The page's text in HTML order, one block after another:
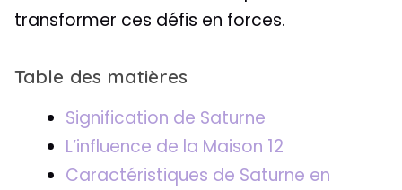
transformer ces défis en forces.
Table des matières
Signification de Saturne
L’influence de la Maison 12
Caractéristiques de Saturne en